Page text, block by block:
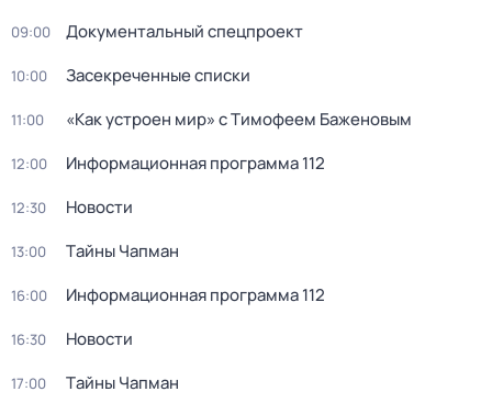
09:00 Документальный спецпроект
10:00 Заcекрeченные списки
11:00 «Как устроен мир» с Тимофеем Баженовым
12:00 Информационная программа 112
12:30 Новости
13:00 Тaйны Чапман
16:00 Информационная программа 112
16:30 Новости
17:00 Тaйны Чапман